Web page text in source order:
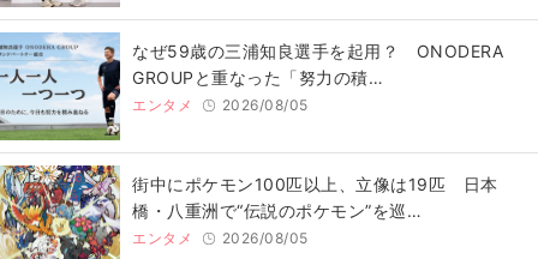
なぜ59歳の三浦知良選手を起用？ ONODERA
GROUPと重なった「努力の積…
エンタメ 2026/08/05
街中にポケモン100匹以上、立像は19匹 日本
橋・八重洲で“伝説のポケモン”を巡…
エンタメ 2026/08/05